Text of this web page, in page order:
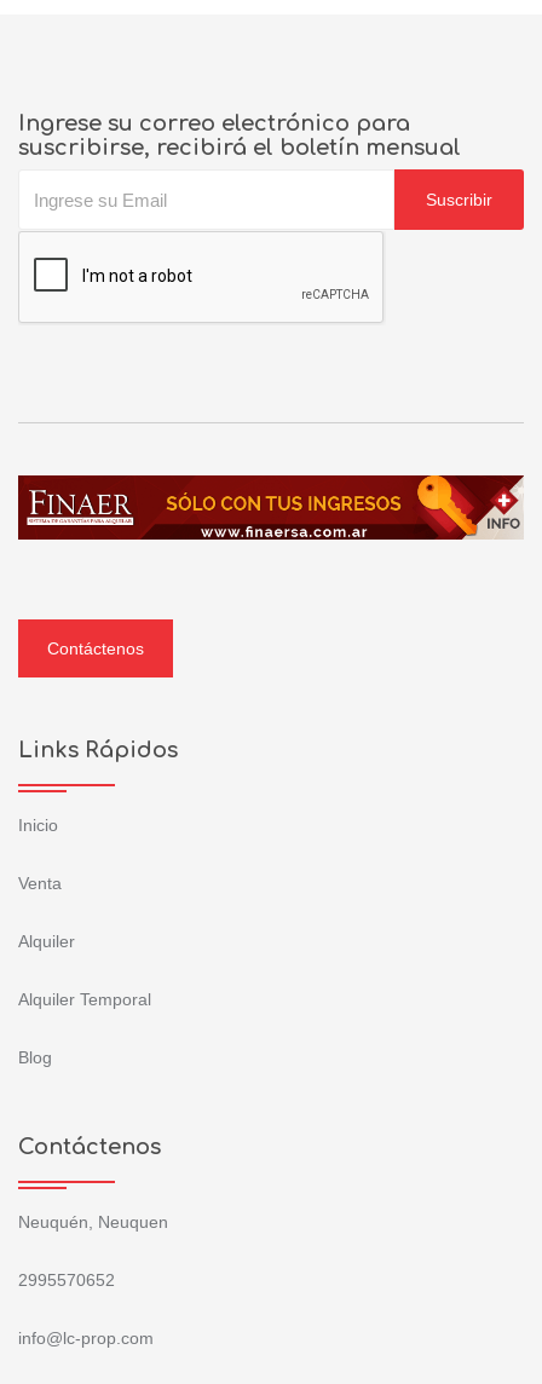
Ingrese su correo electrónico para
suscribirse, recibirá el boletín mensual
Suscribir
Contáctenos
Links Rápidos
Inicio
Venta
Alquiler
Alquiler Temporal
Blog
Contáctenos
Neuquén, Neuquen
2995570652
info@lc-prop.com